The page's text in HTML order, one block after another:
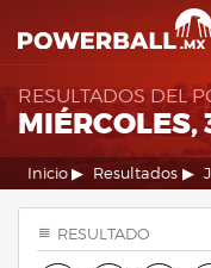
RESULTADOS DEL
MIÉRCOLES,
Inicio Resultados
RESULTADO